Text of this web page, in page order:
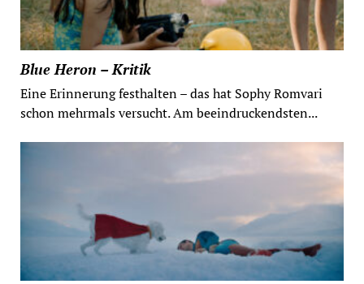
Blue Heron – Kritik
Eine Erinnerung festhalten – das hat Sophy Romvari
schon mehrmals versucht. Am beeindruckendsten...